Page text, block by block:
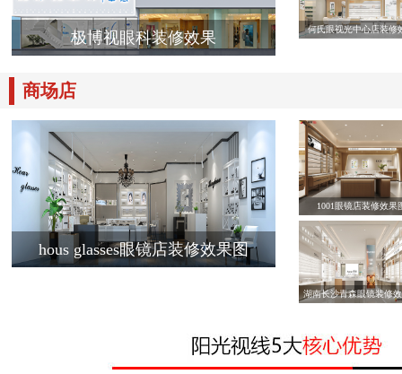
极博视眼科装修效果 何氏眼视光中心店装修
商场店
hous glasses眼镜店装修效果图
1001眼镜店装修效果
湖南长沙青森眼镜装修